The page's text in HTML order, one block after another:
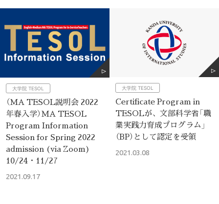
大学院 TESOL
（MA TESOL説明会 2022
年春入学）MA TESOL
Program Information
Session for Spring 2022
admission (via Zoom)
10/24・11/27
2021.09.17
大学院 TESOL
Certificate Program in
TESOLが、文部科学省「職
業実践力育成プログラム」
（BP）として認定を受領
2021.03.08